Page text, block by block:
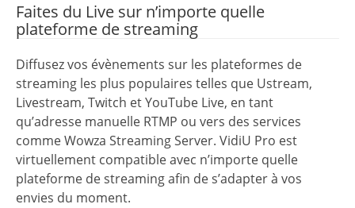
Faites du Live sur n’importe quelle
plateforme de streaming
Diffusez vos évènements sur les plateformes de
streaming les plus populaires telles que Ustream,
Livestream, Twitch et YouTube Live, en tant
qu’adresse manuelle RTMP ou vers des services
comme Wowza Streaming Server. VidiU Pro est
virtuellement compatible avec n’importe quelle
plateforme de streaming afin de s’adapter à vos
envies du moment.